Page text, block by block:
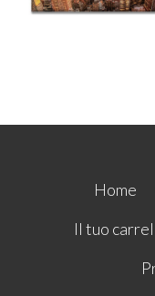
Home
Il tuo